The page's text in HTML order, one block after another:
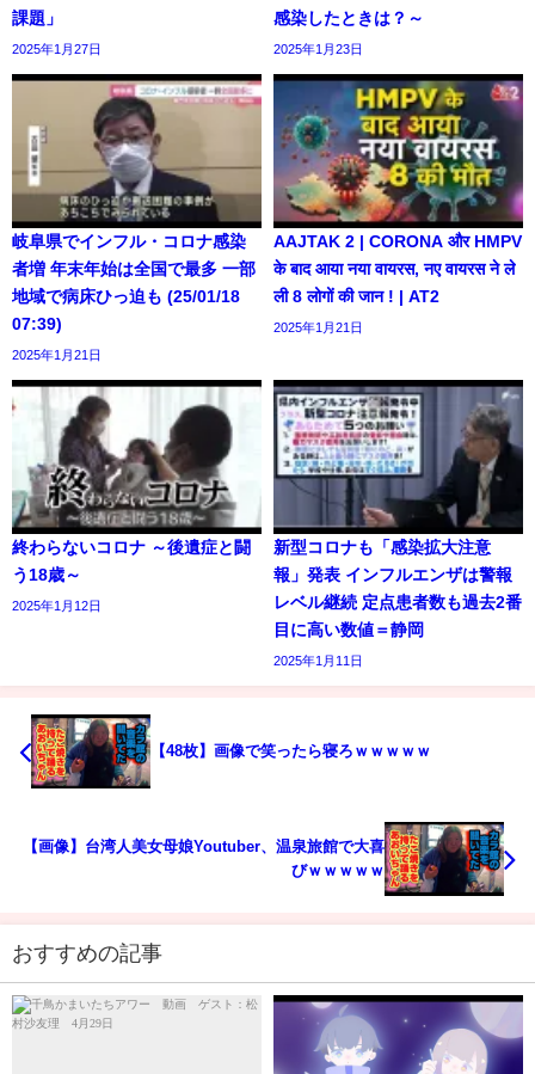
課題」
2025年1月27日
感染したときは？～
2025年1月23日
岐阜県でインフル・コロナ感染
者増 年末年始は全国で最多 一部
地域で病床ひっ迫も (25/01/18
07:39)
2025年1月21日
AAJTAK 2 | CORONA और HMPV
के बाद आया नया वायरस, नए वायरस ने ले
ली 8 लोगों की जान ! | AT2
2025年1月21日
終わらないコロナ ～後遺症と闘
う18歳～
2025年1月12日
新型コロナも「感染拡大注意
報」発表 インフルエンザは警報
レベル継続 定点患者数も過去2番
目に高い数値＝静岡
2025年1月11日
【48枚】画像で笑ったら寝ろｗｗｗｗｗ
【画像】台湾人美女母娘Youtuber、温泉旅館で大喜
びｗｗｗｗｗ
おすすめの記事